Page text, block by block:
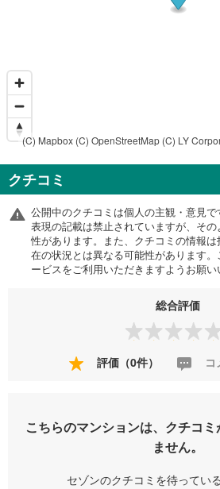
(C) Mapbox (C) OpenStreetMap (C) LY
クチコミ
公開中のクチコミは個人の主観・意見
表現の記載は禁止されていますが、そ
性があります。また、クチコミの情報
在の状況とは異なる可能性があります
ービスをご利用いただきますようお願い
総合評価
評価（0件） コ
こちらのマンションは、クチコ
ません。
セゾンのクチコミを待ってい